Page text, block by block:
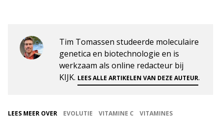
Tim Tomassen studeerde moleculaire
genetica en biotechnologie en is
werkzaam als online redacteur bij
KIJK. LEES ALLE ARTIKELEN VAN DEZE AUTEUR.
LEES MEER OVER EVOLUTIE VITAMINE C VITAMINES